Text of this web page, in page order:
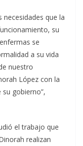
necesidades que la
su
se
a su vida
nuestro
López con la
gobierno”,
el trabajo que
realizan